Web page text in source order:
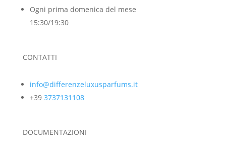
Ogni prima domenica del mese
15:30/19:30
CONTATTI
info@differenzeluxusparfums.it
+39 3737131108
DOCUMENTAZIONI